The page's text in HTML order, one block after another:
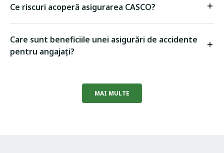
Ce riscuri acoperă asigurarea CASCO?
Care sunt beneficiile unei asigurări de accidente
pentru angajați?
MAI MULTE